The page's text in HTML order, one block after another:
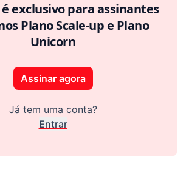
exclusivo para assinantes
Plano Scale-up e Plano
Unicorn
Assinar agora
Já tem uma conta?
Entrar